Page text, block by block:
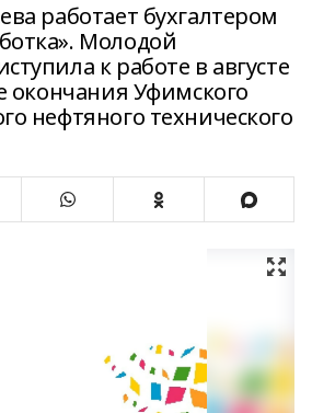
работает бухгалтером
Молодой
к работе в августе
окончания Уфимского
нефтяного технического